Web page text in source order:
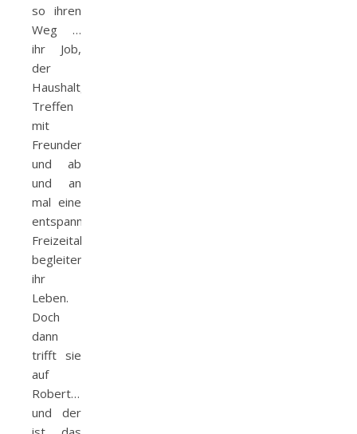
so ihren
Weg …
ihr Job,
der
Haushalt,
Treffen
mit
Freunden
und ab
und an
mal eine
entspannte
Freizeitaktivität
begleiten
ihr
Leben.
Doch
dann
trifft sie
auf
Robert…
und der